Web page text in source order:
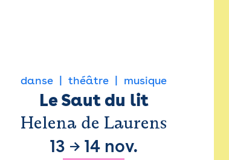
danse théâtre musique
Le Saut du lit
Helena de Laurens
13 → 14 nov.